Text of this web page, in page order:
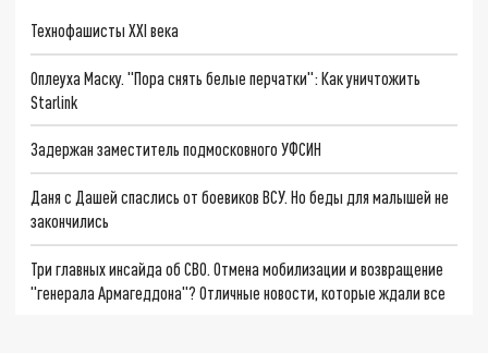
Технофашисты XXI века
Оплеуха Маску. "Пора снять белые перчатки": Как уничтожить
Starlink
Задержан заместитель подмосковного УФСИН
Даня с Дашей спаслись от боевиков ВСУ. Но беды для малышей не
закончились
Три главных инсайда об СВО. Отмена мобилизации и возвращение
"генерала Армагеддона"? Отличные новости, которые ждали все